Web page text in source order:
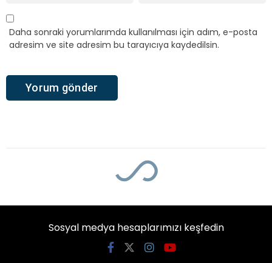
Daha sonraki yorumlarımda kullanılması için adım, e-posta
adresim ve site adresim bu tarayıcıya kaydedilsin.
Sosyal medya hesaplarımızı keşfedin